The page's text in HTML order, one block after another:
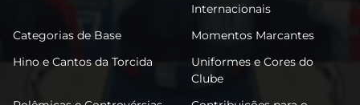
Internacionais
Categorias de Base
Momentos Marcantes
Hino e Cantos da Torcida
Uniformes e Cores do
Clube